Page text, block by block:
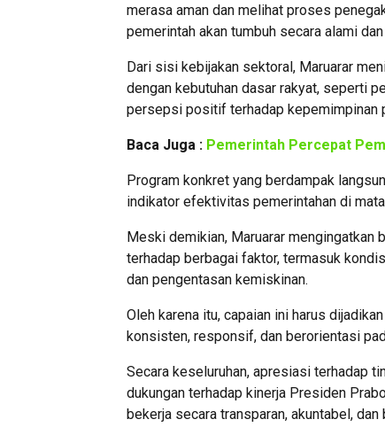
merasa aman dan melihat proses
pemerintah akan tumbuh secara alami
Dari sisi kebijakan sektoral, Maruarar
dengan kebutuhan dasar rakyat, seperti
persepsi positif terhadap kepemimpinan
Baca Juga : Pemerintah Percepat
Program konkret yang berdampak
indikator efektivitas pemerintahan di
Meski demikian, Maruarar
terhadap berbagai faktor, termasuk
dan pengentasan kemiskinan.
Oleh karena itu, capaian ini harus
konsisten, responsif, dan berorientasi
Secara keseluruhan, apresiasi terhadap
dukungan terhadap kinerja Presiden
bekerja secara transparan, akuntabel,